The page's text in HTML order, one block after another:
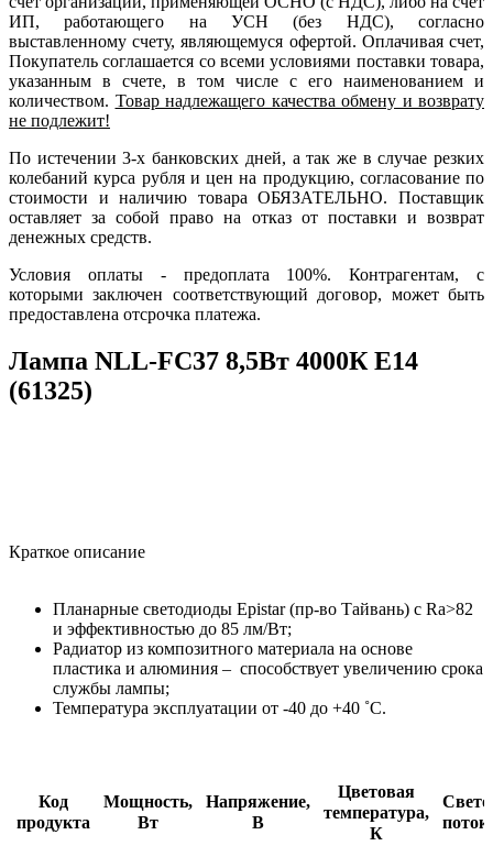
ИП, работающего на УСН (без НДС), согласно
выставленному счету, являющемуся офертой. Оплачивая счет,
Покупатель соглашается со всеми условиями поставки товара,
указанным в счете, в том числе с его наименованием и
количеством. Товар надлежащего качества обмену и возврату
не подлежит!
По истечении 3-х банковских дней, а так же в случае резких
колебаний курса рубля и цен на продукцию, согласование по
стоимости и наличию товара ОБЯЗАТЕЛЬНО. Поставщик
оставляет за собой право на отказ от поставки и возврат
денежных средств.
Условия оплаты - предоплата 100%. Контрагентам, с
которыми заключен соответствующий договор, может быть
предоставлена отсрочка платежа.
Лампа NLL-FC37 8,5Вт 4000К Е14
(61325)
Краткое описание
Планарные светодиоды Epistar (пр-во Тайвань) с Ra>82
и эффективностью до 85 лм/Вт;
Радиатор из композитного материала на основе
пластика и алюминия – способствует увеличению срока
службы лампы;
Температура эксплуатации от -40 до +40 ˚С.
Код
продукта
Мощность,
Вт
Напряжение,
В
Цветовая
температура,
К